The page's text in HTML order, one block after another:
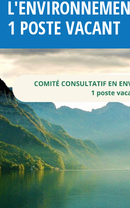
1 POSTE VACANT